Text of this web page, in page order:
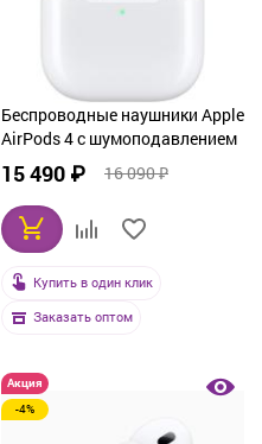
Беспроводные наушники Apple
AirPods 4 c шумоподавлением
15 490 ₽ 16 090 ₽
Купить в один клик
Заказать оптом
Акция
-4%